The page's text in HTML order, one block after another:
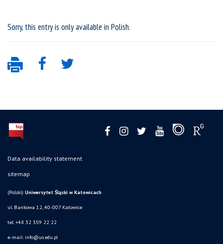
Sorry, this entry is only available in Polish.
Data availability statement
sitemap
(Polski) Uniwersytet Śląski w Katowicach
ul. Bankowa 12, 40-007 Katowice
tel. +48 32 359 22 22
e-mail: info@us.edu.pl